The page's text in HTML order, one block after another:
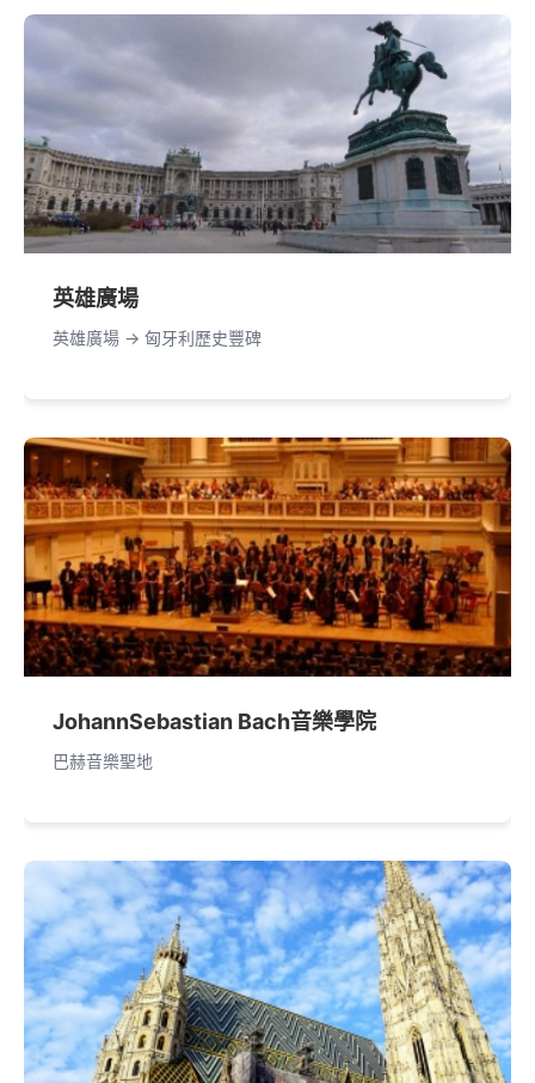
英雄廣場
英雄廣場 -> 匈牙利歷史豐碑
JohannSebastian Bach音樂學院
巴赫音樂聖地